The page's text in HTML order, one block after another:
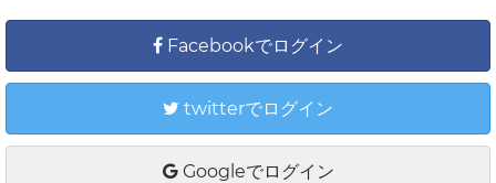
Facebookでログイン
twitterでログイン
Googleでログイン